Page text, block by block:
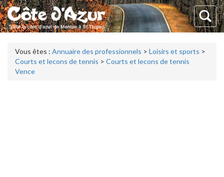
Vous êtes : Annuaire des professionnels > Loisirs et sports >
Courts et lecons de tennis > Courts et lecons de tennis
Vence